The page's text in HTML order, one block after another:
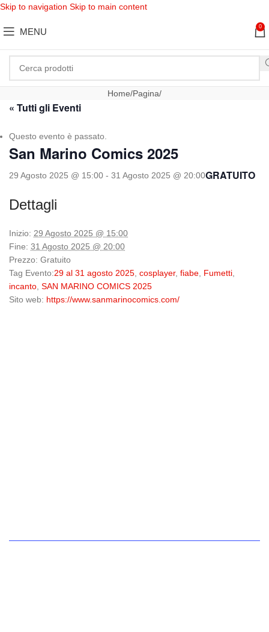
Skip to navigation Skip to main content
MENU 0
Home Pagina
« Tutti gli Eventi
Questo evento è passato.
San Marino Comics 2025
29 Agosto 2025 @ 15:00 - 31 Agosto 2025 @ 20:00GRATUITO
Dettagli
Inizio: 29 Agosto 2025 @ 15:00
Fine: 31 Agosto 2025 @ 20:00
Prezzo: Gratuito
Tag Evento:29 al 31 agosto 2025 cosplayer, fiabe Fumetti
incanto SAN MARINO COMICS 2025
Sito web: https://www.sanmarinocomics.com/